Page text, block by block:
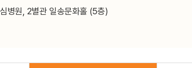
병원, 2별관 일송문화홀 (5층)